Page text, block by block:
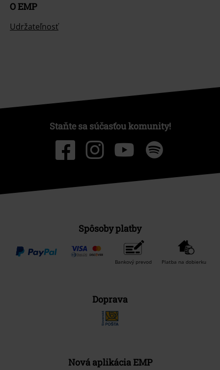
O EMP
Udržateľnosť
Staňte sa súčasťou komunity!
Spôsoby platby
Bankový prevod Platba na dobierku
Doprava
Nová aplikácia EMP